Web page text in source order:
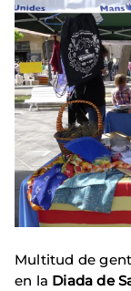
Multitud de
en la Diada de